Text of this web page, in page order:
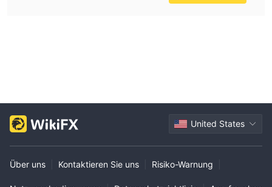
United States
Über uns Kontaktieren Sie uns Risiko-Warnung